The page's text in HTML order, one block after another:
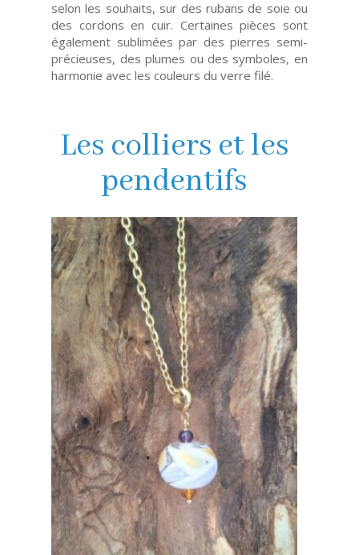
selon les souhaits, sur des rubans de soie ou
des cordons en cuir. Certaines pièces sont
également sublimées par des pierres semi-
précieuses, des plumes ou des symboles, en
harmonie avec les couleurs du verre filé.
Les colliers et les
pendentifs